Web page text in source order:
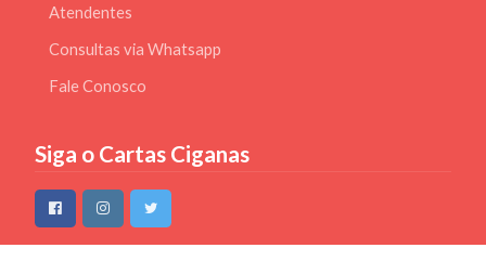
Atendentes
Consultas via Whatsapp
Fale Conosco
Siga o Cartas Ciganas